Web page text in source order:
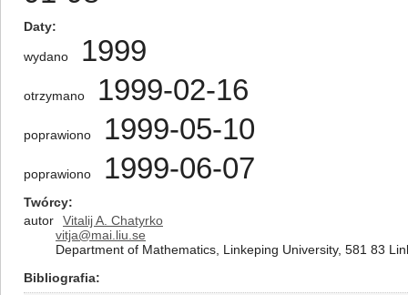
Daty
wydano 1999
otrzymano 1999-02-16
poprawiono 1999-05-10
poprawiono 1999-06-07
Twórcy
autor
Vitalij A. Chatyrko
vitja@mai.liu.se
Department of Mathematics, Linkeping University, 581 83
Bibliografia